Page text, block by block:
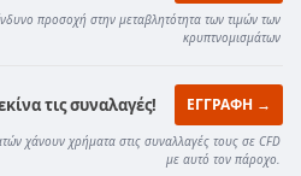
προσοχή στην μεταβλητότητα των τιμών των
κρυπτνομισμάτων
τις συναλαγές! ΕΓΓΡΑΦΗ →
χάνουν χρήματα στις συναλλαγές τους σε CFD
με αυτό τον πάροχο.